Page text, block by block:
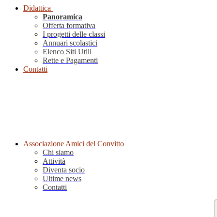
Didattica
Panoramica
Offerta formativa
I progetti delle classi
Annuari scolastici
Elenco Siti Utili
Rette e Pagamenti
Contatti
Associazione Amici del Convitto
Chi siamo
Attività
Diventa socio
Ultime news
Contatti